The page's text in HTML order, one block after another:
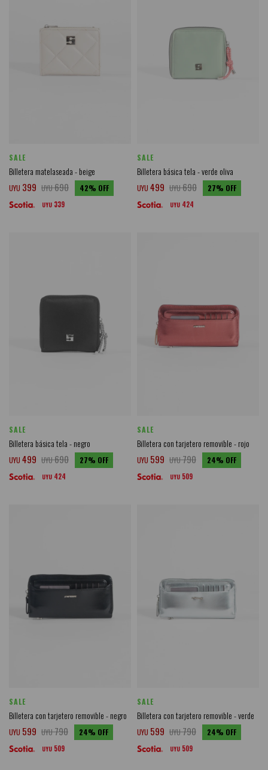
SALE
Billetera matelaseada - beige
UYU 399 UYU690 42
UYU 339
SALE
Billetera básica tela - verde oliva
UYU 499 UYU690 27
UYU 424
SALE
Billetera básica tela - negro
UYU 499 UYU690 27
UYU 424
SALE
Billetera con tarjetero removible - rojo
UYU 599 UYU790 24
UYU 509
SALE
Billetera con tarjetero removible - negro
UYU 599 UYU790 24
UYU 509
SALE
Billetera con tarjetero removible - verde
UYU 599 UYU790 24
UYU 509